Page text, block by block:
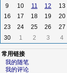
9
10 11 12 13
16
17 18 19 20
23
24 25 26 27
30
1 2 3 4
常用链接
我的随笔
我的评论